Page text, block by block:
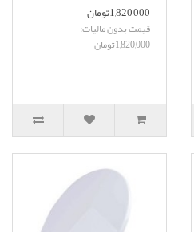
1,820,000تومان
قیمت بدون مالیات:
1,820,000تومان